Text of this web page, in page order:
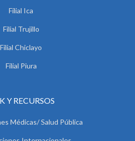
Filial Ica
Filial Trujillo
Filial Chiclayo
Filial Piura
Y RECURSOS
Médicas/ Salud Pública